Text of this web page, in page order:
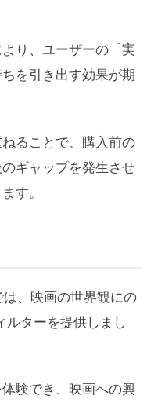
り、ユーザーの「実
を引き出す効果が期
ることで、購入前の
ギャップを発生させ
す。
、映画の世界観にの
ルターを提供しまし
験でき、映画への興